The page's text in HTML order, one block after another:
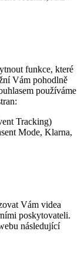
funkce, které
Vám pohodlně
používáme
Tracking)
Mode, Klarna,
Vám videa
poskytovateli.
následující